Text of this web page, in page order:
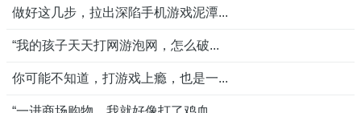
做好这几步，拉出深陷手机游戏泥潭...
“我的孩子天天打网游泡网，怎么破...
你可能不知道，打游戏上瘾，也是一...